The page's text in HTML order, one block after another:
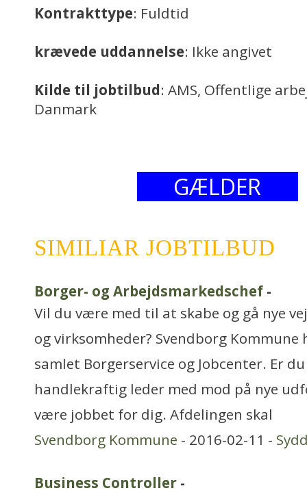
Kontrakttype: Fuldtid
krævede uddannelse: Ikke angivet
Kilde til jobtilbud: AMS, Offentlige
Danmark
GÆLDER
SIMILIAR JOBTILBUD
Borger- og Arbejdsmarkedschef -
Vil du være med til at skabe og gå nye
og virksomheder? Svendborg
samlet Borgerservice og Jobcenter. Er
handlekraftig leder med mod på nye
være jobbet for dig. Afdelingen skal
Svendborg Kommune - 2016-02-11 -
Business Controller -